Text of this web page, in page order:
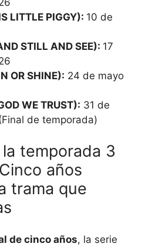
LITTLE PIGGY): 10 de
STILL AND SEE): 17
OR SHINE): 24 de mayo
WE TRUST): 31 de
de temporada)
temporada 3
años
trama que
de cinco años, la serie